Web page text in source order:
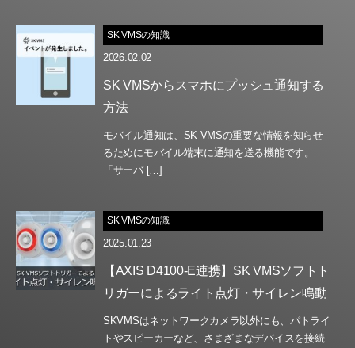
SK VMSの知識
2026.02.02
SK VMSからスマホにプッシュ通知する
方法
モバイル通知は、SK VMSの重要な情報を知らせ
るためにモバイル端末に通知を送る機能です。
「サーバ […]
SK VMSの知識
2025.01.23
【AXIS D4100-E連携】SK VMSソフトト
リガーによるライト点灯・サイレン鳴動
SKVMSはネットワークカメラ以外にも、パトライ
トやスピーカーなど、さまざまなデバイスを接続